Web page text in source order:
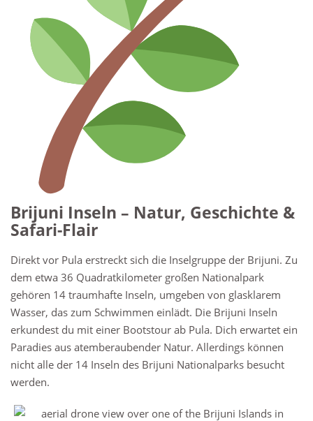
Brijuni Inseln – Natur, Geschichte &
Safari-Flair
Direkt vor Pula erstreckt sich die Inselgruppe der Brijuni. Zu
dem etwa 36 Quadratkilometer großen Nationalpark
gehören 14 traumhafte Inseln, umgeben von glasklarem
Wasser, das zum Schwimmen einlädt. Die Brijuni Inseln
erkundest du mit einer Bootstour ab Pula. Dich erwartet ein
Paradies aus atemberaubender Natur. Allerdings können
nicht alle der 14 Inseln des Brijuni Nationalparks besucht
werden.